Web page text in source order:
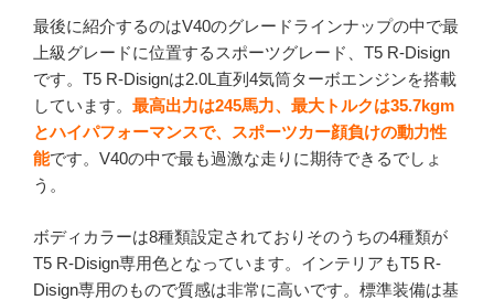
最後に紹介するのはV40のグレードラインナップの中で最
上級グレードに位置するスポーツグレード、T5 R-Disign
です。T5 R-Disignは2.0L直列4気筒ターボエンジンを搭載
しています。 最高出力は245馬力、最大トルクは35.7kgm
とハイパフォーマンスで、スポーツカー顔負けの動力性
能です。V40の中で最も過激な走りに期待できるでしょ
う。
ボディカラーは8種類設定されておりそのうちの4種類が
T5 R-Disign専用色となっています。インテリアもT5 R-
Disign専用のもので質感は非常に高いです。標準装備は基